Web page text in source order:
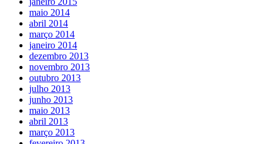
maio 2014
abril 2014
março 2014
janeiro 2014
dezembro 2013
novembro 2013
outubro 2013
julho 2013
junho 2013
maio 2013
abril 2013
março 2013